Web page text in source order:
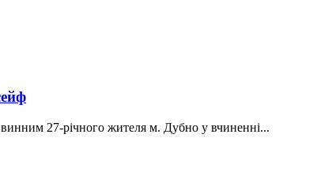
винним 27-річного жителя м. Дубно у вчиненні...